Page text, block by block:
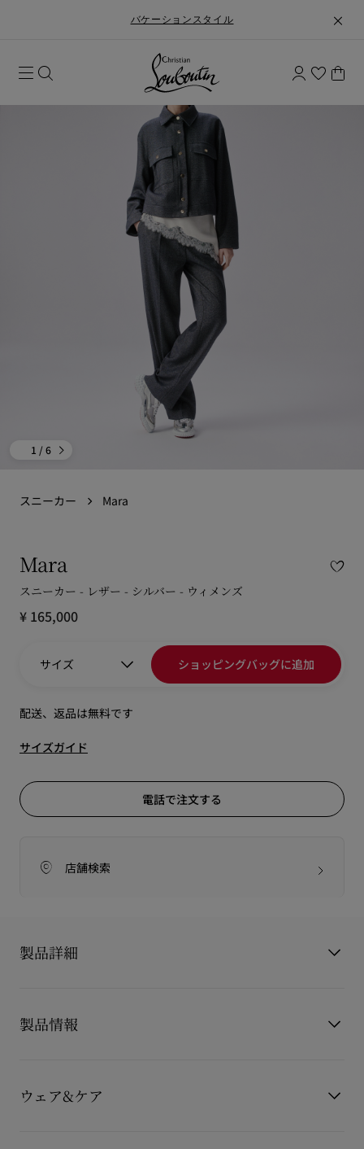
バケーションスタイル
1 / 6
スニーカー Mara
Mara
スニーカー - レザー - シルバー - ウィメンズ
¥ 165,000
サイズ ショッピングバッグに追加
配送、返品は無料です
サイズガイド
電話で注文する
店舗検索
製品詳細
マラ
一足です。
スリムなスニーカーソールはアッパーへと優しく流れ込み、ブ
製品情報
素材 レザー
ウェア&ケア